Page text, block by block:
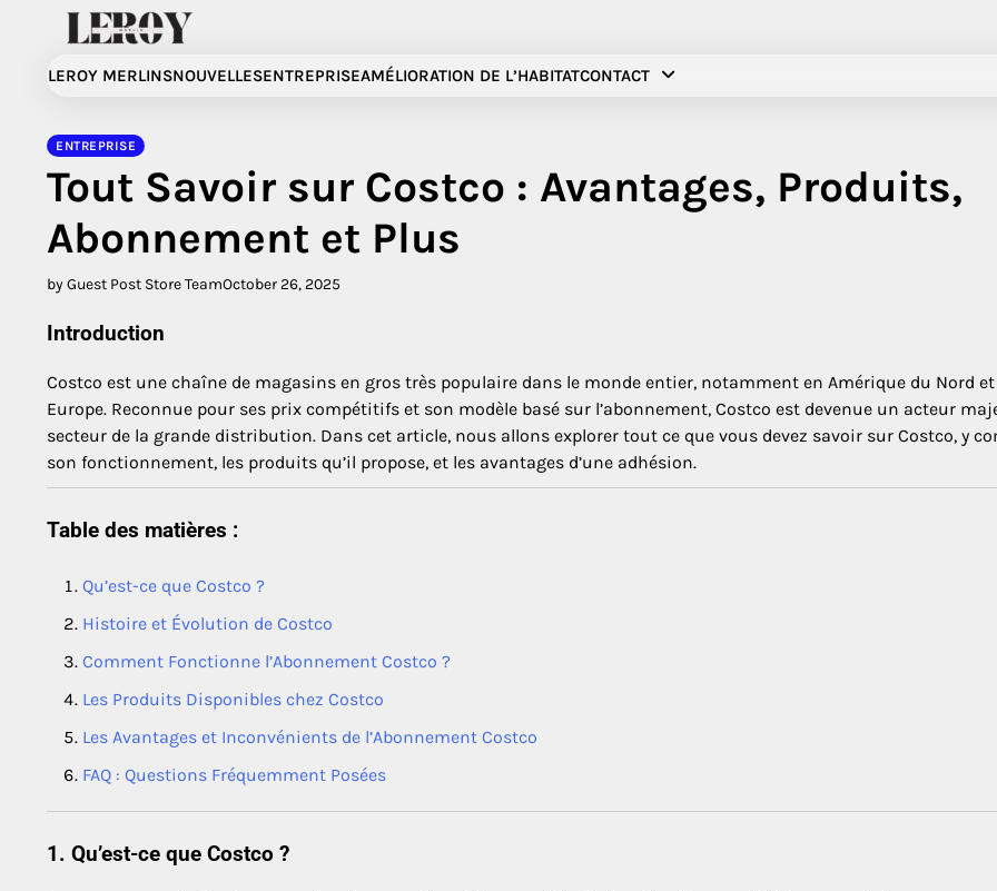
contentLEROY MERLINSNOUVELLESENTREPRISEAMÉLIORATION DE L’HABITATCONTACT
ENTREPRISE
Tout Savoir sur Costco : Avantages, Produits,
Abonnement et Plus
by Guest Post Store TeamOctober 26, 2025
Introduction
Costco est une chaîne de magasins en gros très populaire dans le monde entier, notamment en Amérique du Nord
Europe. Reconnue pour ses prix compétitifs et son modèle basé sur l’abonnement, Costco est devenue un acteur
secteur de la grande distribution. Dans cet article, nous allons explorer tout ce que vous devez savoir sur Costco, y
son fonctionnement, les produits qu’il propose, et les avantages d’une adhésion.
Table des matières :
Qu’est-ce que Costco ?
Histoire et Évolution de Costco
Comment Fonctionne l’Abonnement Costco ?
Les Produits Disponibles chez Costco
Les Avantages et Inconvénients de l’Abonnement Costco
FAQ : Questions Fréquemment Posées
1. Qu’est-ce que Costco ?